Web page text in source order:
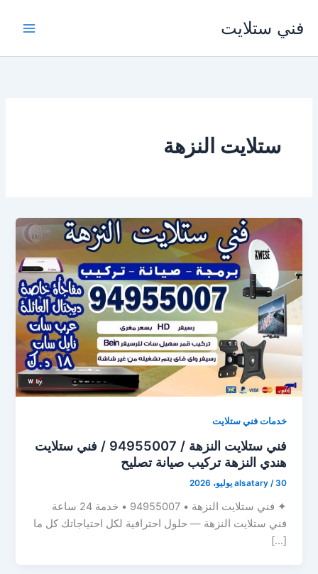
المحتوى
فني ستلايت
ستلايت النزهة
خدمات فني ستلايت
فني ستلايت النزهة / 94955007 / فني ستلايت
هندي النزهة تركيب صيانة تصليح
alsatary /30 يوليو، 2026
✦ فني ستلايت النزهة • 94955007 • خدمة 24 ساعة
فني ستلايت النزهة — حلول احترافية لكل احتياجاتك كل ما
[…]